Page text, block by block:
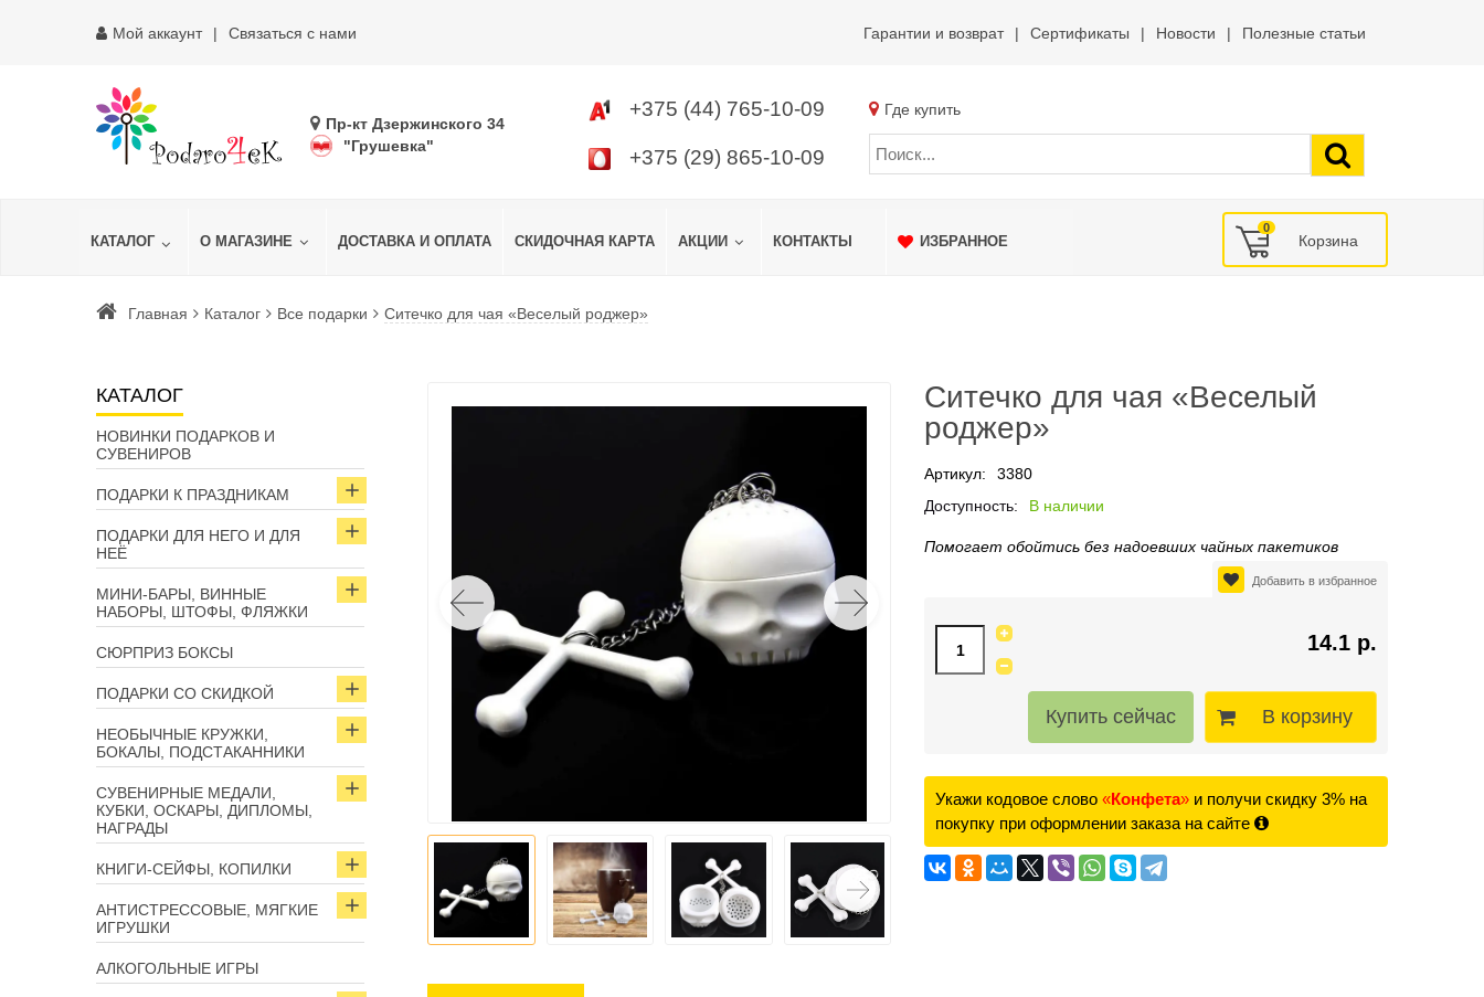
Мой аккаунт Связаться с нами Гарантии и возврат Сертификаты Новости Полезные статьи
Пр-кт Дзержинского 34
"Грушевка"
+375 (44) 765-10-09
+375 (29) 865-10-09
Где купить
КАТАЛОГ О МАГАЗИНЕ ДОСТАВКА И ОПЛАТА СКИДОЧНАЯ КАРТА АКЦИИ КОНТАКТЫ ИЗБРАННОЕ
0
Главная Каталог Все подарки Ситечко для чая «Веселый роджер»
КАТАЛОГ
НОВИНКИ ПОДАРКОВ И
СУВЕНИРОВ
ПОДАРКИ К ПРАЗДНИКАМ
ПОДАРКИ ДЛЯ НЕГО И ДЛЯ
НЕЁ
МИНИ-БАРЫ, ВИННЫЕ
НАБОРЫ, ШТОФЫ, ФЛЯЖКИ
СЮРПРИЗ БОКСЫ
ПОДАРКИ СО СКИДКОЙ
НЕОБЫЧНЫЕ КРУЖКИ,
БОКАЛЫ, ПОДСТАКАННИКИ
СУВЕНИРНЫЕ МЕДАЛИ,
КУБКИ, ОСКАРЫ, ДИПЛОМЫ,
НАГРАДЫ
КНИГИ-СЕЙФЫ, КОПИЛКИ
АНТИСТРЕССОВЫЕ, МЯГКИЕ
ИГРУШКИ
АЛКОГОЛЬНЫЕ ИГРЫ
Ситечко для чая «Веселый
роджер»
Артикул:
3380
Доступность:
В наличии
Помогает обойтись без надоевших чайных пакетиков
Добавить в избранное
14.1 р.
В корзину
Укажи кодовое слово «Конфета» и получи скидку 3% на
покупку при оформлении заказа на сайте